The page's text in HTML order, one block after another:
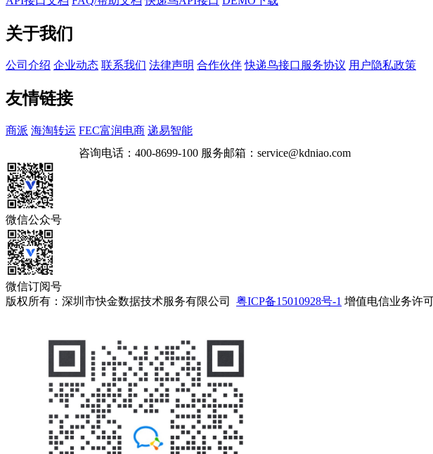
关于我们
公司介绍 企业动态 联系我们 法律声明 合作伙伴 快递鸟接口服务协议 用户隐私政策
友情链接
商派 海淘转运 FEC富润电商 递易智能
咨询电话： 400-8699-100 服务邮箱： service@kdniao.com
微信公众号
微信订阅号
版权所有：深圳市快金数据技术服务有限公司 粤ICP备15010928号-1 增值电信业务许